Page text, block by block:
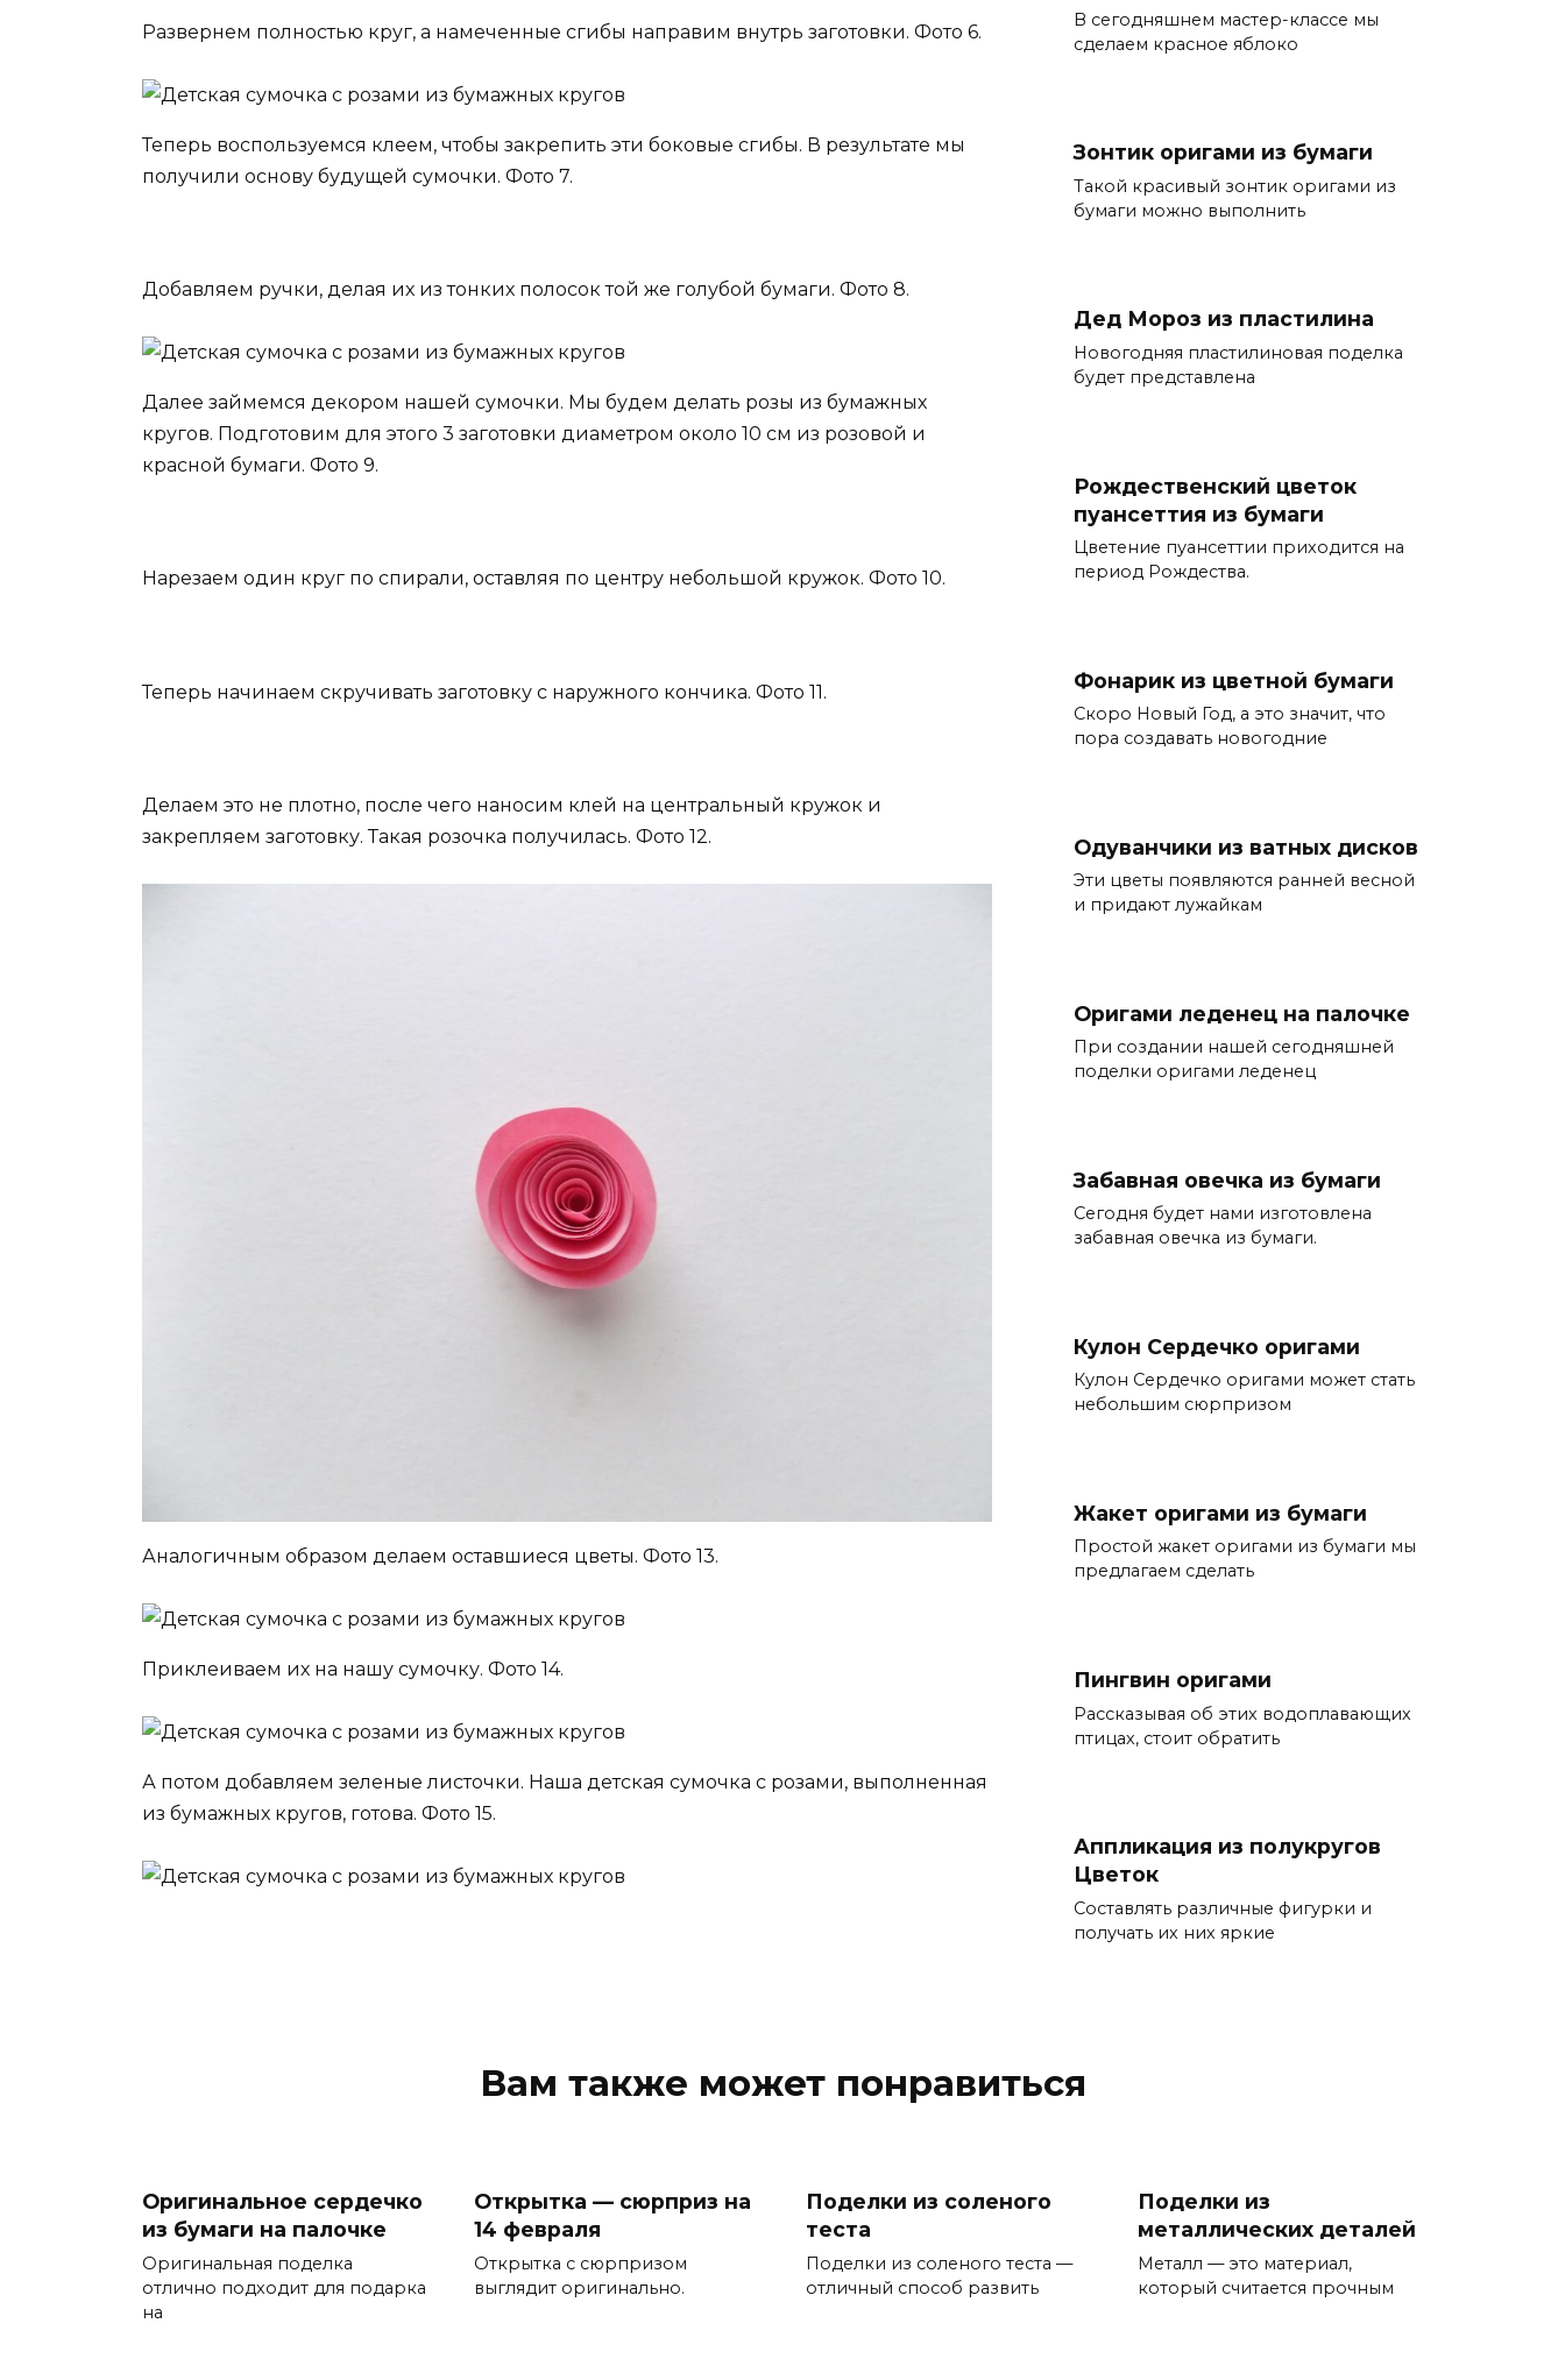
Развернем полностью круг, а намеченные сгибы направим внутрь заготовки. Фото 6.
Теперь воспользуемся клеем, чтобы закрепить эти боковые сгибы. В результате мы
получили основу будущей сумочки. Фото 7.
Добавляем ручки, делая их из тонких полосок той же голубой бумаги. Фото 8.
Далее займемся декором нашей сумочки. Мы будем делать розы из бумажных
кругов. Подготовим для этого 3 заготовки диаметром около 10 см из розовой и
красной бумаги. Фото 9.
Нарезаем один круг по спирали, оставляя по центру небольшой кружок. Фото 10.
Теперь начинаем скручивать заготовку с наружного кончика. Фото 11.
Делаем это не плотно, после чего наносим клей на центральный кружок и
закрепляем заготовку. Такая розочка получилась. Фото 12.
Аналогичным образом делаем оставшиеся цветы. Фото 13.
Приклеиваем их на нашу сумочку. Фото 14.
А потом добавляем зеленые листочки. Наша детская сумочка с розами, выполненная
из бумажных кругов, готова. Фото 15.
В сегодняшнем мастер-классе мы
сделаем красное яблоко
Зонтик оригами из бумаги
Такой красивый зонтик оригами из
бумаги можно выполнить
Дед Мороз из пластилина
Новогодняя пластилиновая поделка
будет представлена
Рождественский цветок
пуансеттия из бумаги
Цветение пуансеттии приходится на
период Рождества.
Фонарик из цветной бумаги
Скоро Новый Год, а это значит, что
пора создавать новогодние
Одуванчики из ватных дисков
Эти цветы появляются ранней весной
и придают лужайкам
Оригами леденец на палочке
При создании нашей сегодняшней
поделки оригами леденец
Забавная овечка из бумаги
Сегодня будет нами изготовлена
забавная овечка из бумаги.
Кулон Сердечко оригами
Кулон Сердечко оригами может стать
небольшим сюрпризом
Жакет оригами из бумаги
Простой жакет оригами из бумаги мы
предлагаем сделать
Пингвин оригами
Рассказывая об этих водоплавающих
птицах, стоит обратить
Аппликация из полукругов
Цветок
Составлять различные фигурки и
получать их них яркие
Вам также может понравиться
Оригинальное сердечко
из бумаги на палочке
Оригинальная поделка
отлично подходит для подарка
на
Открытка — сюрприз на
14 февраля
Открытка с сюрпризом
выглядит оригинально.
Поделки из соленого
теста
Поделки из соленого теста —
отличный способ развить
Поделки из
металлических деталей
Металл — это материал,
который считается прочным